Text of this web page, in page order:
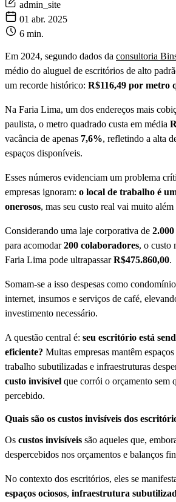
admin_site
01 abr. 2025
6 min.
Em 2024, segundo dados da consultoria
médio do aluguel de escritórios de alto
um recorde histórico: R$116,49 por metro
Na Faria Lima, um dos endereços mais
paulista, o metro quadrado custa em média
vacância de apenas 7,6%, refletindo a alta
espaços disponíveis.
Esses números evidenciam um problema
empresas ignoram: o local de trabalho é
onerosos, mas seu custo real vai muito
Considerando uma laje corporativa de
para acomodar200 colaboradores, o custo
Faria Lima pode ultrapassarR$475.860,00.
Somam-se a isso despesas como
internet, insumos e serviços de café,
investimento necessário.
A questão central é: seu escritório está
eficiente? Muitas empresas mantêm
trabalho subutilizadas e infraestruturas
custo invisível que corrói o orçamento sem
percebido.
Quais são os custos invisíveis dos
Os custos invisíveis são aqueles que,
despercebidos nos orçamentos e balanços
No contexto dos escritórios, eles se
espaços ociosos, infraestrutura